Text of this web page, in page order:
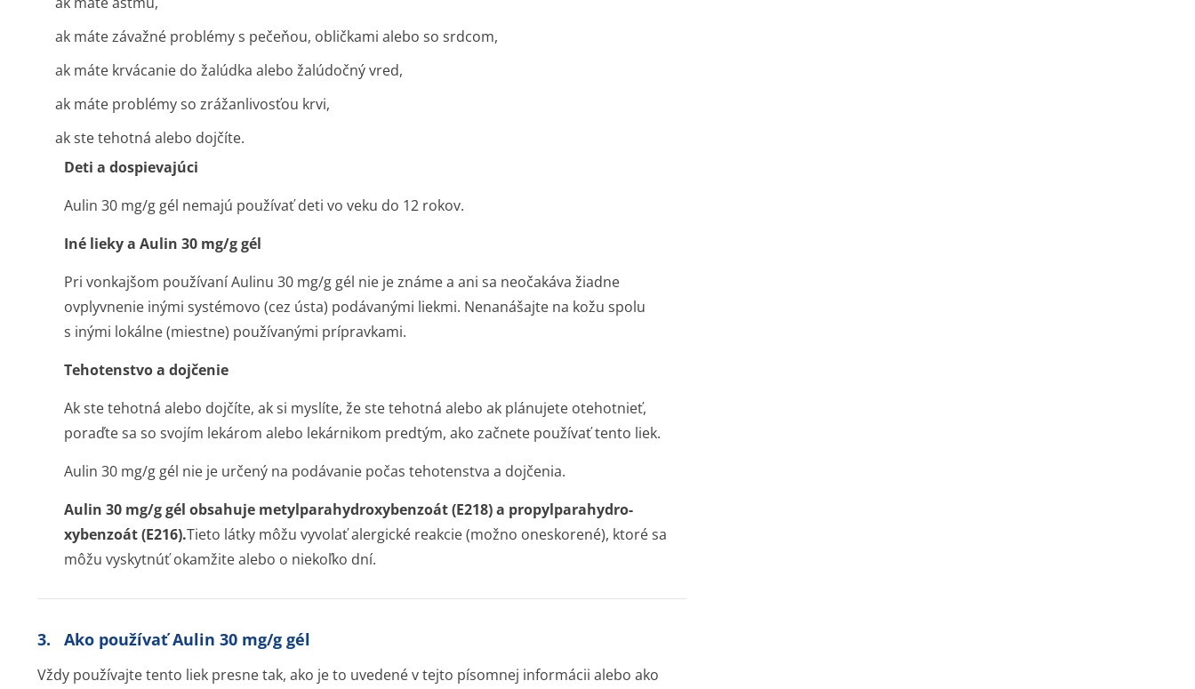
ak máte závažné problémy s pečeňou, obličkami alebo so srdcom,
ak máte krvácanie do žalúdka alebo žalúdočný vred,
ak máte problémy so zrážanlivosťou krvi,
ak ste tehotná alebo dojčíte.
Deti a dospievajúci
Aulin 30 mg/g gél nemajú používať deti vo veku do 12 rokov.
Iné lieky a Aulin 30 mg/g gél
Pri vonkajšom používaní Aulinu 30 mg/g gél nie je známe a ani sa neočakáva žiadne
ovplyvnenie inými systémovo (cez ústa) podávanými liekmi. Nenanášajte na kožu spolu
s inými lokálne (miestne) používanými prípravkami.
Tehotenstvo a dojčenie
Ak ste tehotná alebo dojčíte, ak si myslíte, že ste tehotná alebo ak plánujete otehotnieť,
poraďte sa so svojím lekárom alebo lekárnikom predtým, ako začnete používať tento liek.
Aulin 30 mg/g gél nie je určený na podávanie počas tehotenstva a dojčenia.
Aulin 30 mg/g gél obsahuje metylparahydro­xybenzoát (E218) a propylparahydro­
xybenzoát (E216).Tieto látky môžu vyvolať alergické reakcie (možno oneskorené), ktoré sa
môžu vyskytnúť okamžite alebo o niekoľko dní.
3. Ako používať Aulin 30 mg/g gél
Vždy používajte tento liek presne tak, ako je to uvedené v tejto písomnej informácii alebo ako